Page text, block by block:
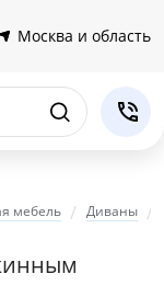
Москва и область
мебель Диваны